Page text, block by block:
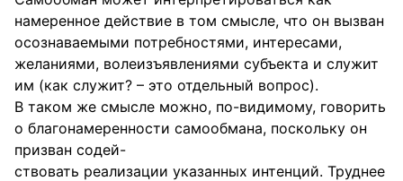
намеренное действие в том смысле, что он вызван
осознаваемыми потребностями, интересами,
желаниями, волеизъявлениями субъекта и служит
им (как служит? – это отдельный вопрос).
В таком же смысле можно, по-видимому, говорить
о благонамеренности самообмана, поскольку он
призван содей-
ствовать реализации указанных интенций. Труднее